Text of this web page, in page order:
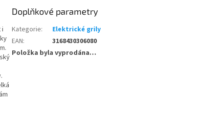
i
Doplňkové parametry
Kategorie:
Elektrické grily
EAN:
3168430306080
Položka byla vyprodána…